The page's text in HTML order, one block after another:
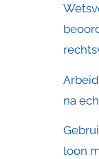
na
loon